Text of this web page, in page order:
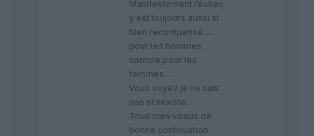
Manifestement l’échec
y est toujours aussi si
bien recompensé…
pour les hommes
comme pour les
femmes…
Vous voyez je ne suis
pas si sexiste.
Tous mes voeux de
bonne continuation.